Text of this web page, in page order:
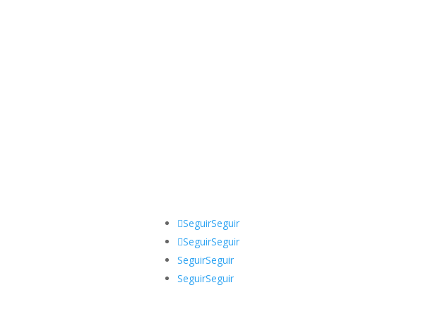
SeguirSeguir
SeguirSeguir
SeguirSeguir
SeguirSeguir